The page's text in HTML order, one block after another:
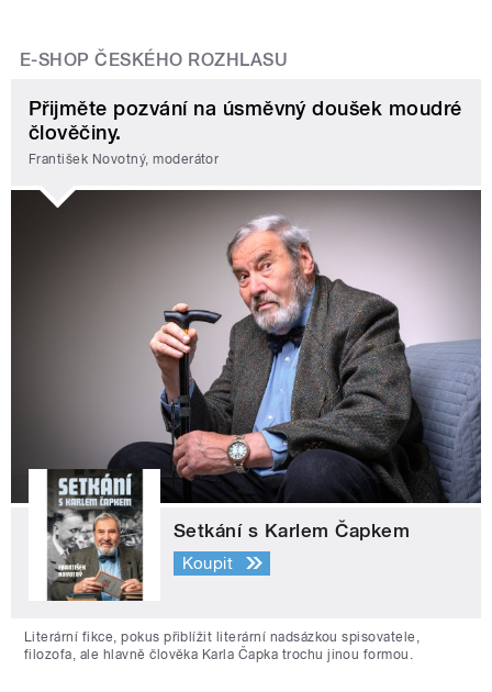
E-SHOP ČESKÉHO ROZHLASU
Přijměte pozvání na úsměvný doušek moudré
člověčiny.
František Novotný, moderátor
Setkání s Karlem Čapkem
Koupit
Literární fikce, pokus přiblížit literární nadsázkou spisovatele,
filozofa, ale hlavně člověka Karla Čapka trochu jinou formou.